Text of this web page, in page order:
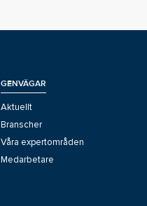
GENVÄGAR
Aktuellt
Branscher
Våra expertområden
Medarbetare